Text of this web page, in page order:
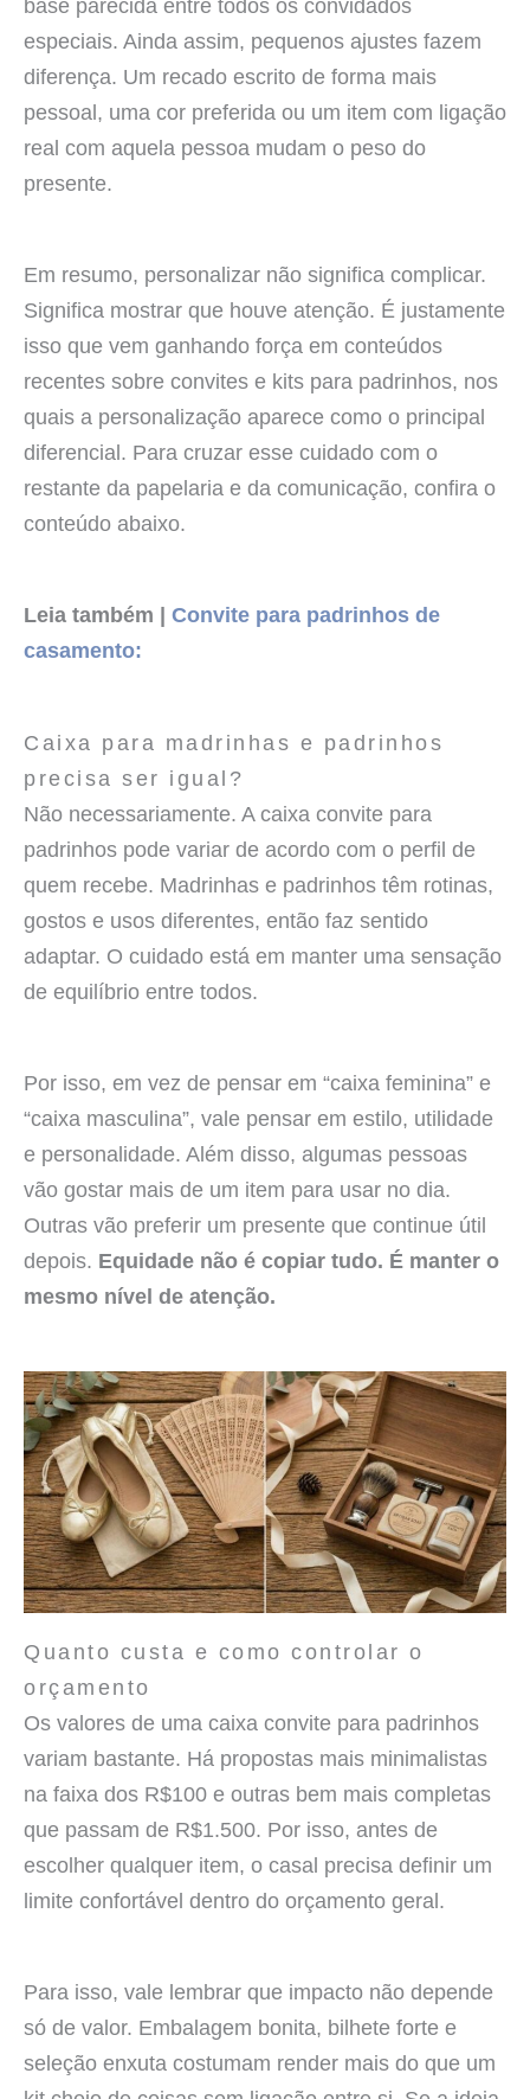
especiais. Ainda assim, pequenos ajustes fazem
diferença. Um recado escrito de forma mais
pessoal, uma cor preferida ou um item com ligação
real com aquela pessoa mudam o peso do
presente.
Em resumo, personalizar não significa complicar.
Significa mostrar que houve atenção. É justamente
isso que vem ganhando força em conteúdos
recentes sobre convites e kits para padrinhos, nos
quais a personalização aparece como o principal
diferencial. Para cruzar esse cuidado com o
restante da papelaria e da comunicação, confira o
conteúdo abaixo.
Leia também | Convite para padrinhos de
casamento:
Caixa para madrinhas e padrinhos
precisa ser igual?
Não necessariamente. A caixa convite para
padrinhos pode variar de acordo com o perfil de
quem recebe. Madrinhas e padrinhos têm rotinas,
gostos e usos diferentes, então faz sentido
adaptar. O cuidado está em manter uma sensação
de equilíbrio entre todos.
Por isso, em vez de pensar em “caixa feminina” e
“caixa masculina”, vale pensar em estilo, utilidade
e personalidade. Além disso, algumas pessoas
vão gostar mais de um item para usar no dia.
Outras vão preferir um presente que continue útil
depois. Equidade não é copiar tudo. É manter o
mesmo nível de atenção.
Quanto custa e como controlar o
orçamento
Os valores de uma caixa convite para padrinhos
variam bastante. Há propostas mais minimalistas
na faixa dos R$100 e outras bem mais completas
que passam de R$1.500. Por isso, antes de
escolher qualquer item, o casal precisa definir um
limite confortável dentro do orçamento geral.
Para isso, vale lembrar que impacto não depende
só de valor. Embalagem bonita, bilhete forte e
seleção enxuta costumam render mais do que um